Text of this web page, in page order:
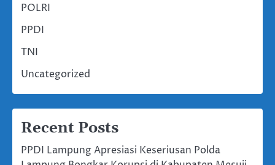
POLRI
PPDI
TNI
Uncategorized
Recent Posts
PPDI Lampung Apresiasi Keseriusan Polda